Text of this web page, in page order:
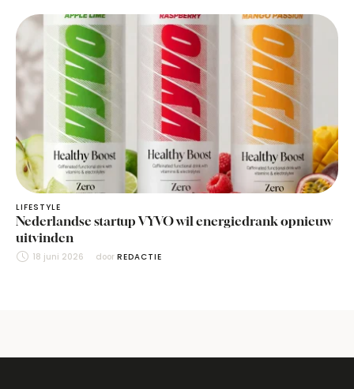
LIFESTYLE
Nederlandse startup VYVO wil energiedrank opnieuw
uitvinden
18 juni 2026 door REDACTIE